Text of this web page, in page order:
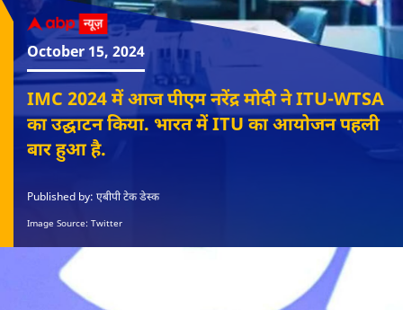
October 15, 2024
IMC 2024 में आज पीएम नरेंद्र मोदी ने ITU-WTSA
का उद्घाटन किया. भारत में ITU का आयोजन पहली
बार हुआ है.
Published by: एबीपी टेक डेस्क
Image Source: Twitter